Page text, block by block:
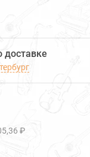
₽